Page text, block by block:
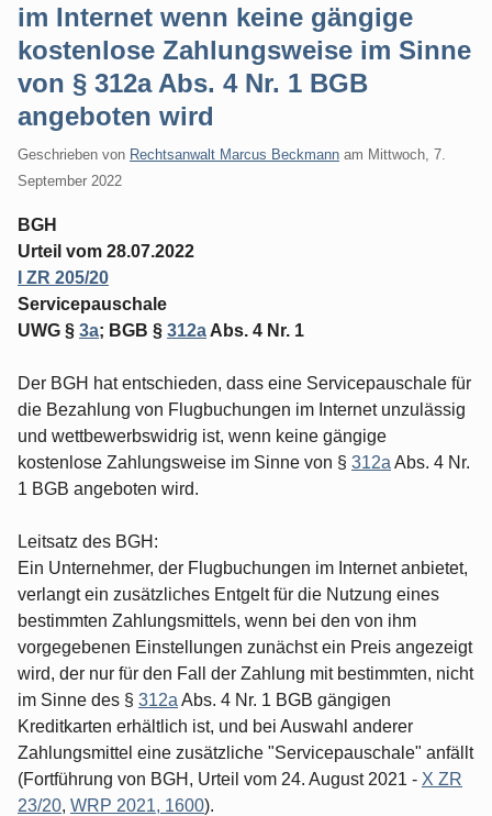
im Internet wenn keine gängige
kostenlose Zahlungsweise im Sinne
von § 312a Abs. 4 Nr. 1 BGB
angeboten wird
Geschrieben von Rechtsanwalt Marcus Beckmann am Mittwoch, 7.
September 2022
BGH
Urteil vom 28.07.2022
I ZR 205/20
Servicepauschale
UWG § 3a; BGB § 312a Abs. 4 Nr. 1
Der BGH hat entschieden, dass eine Servicepauschale für
die Bezahlung von Flugbuchungen im Internet unzulässig
und wettbewerbswidrig ist, wenn keine gängige
kostenlose Zahlungsweise im Sinne von § 312a Abs. 4 Nr.
1 BGB angeboten wird.
Leitsatz des BGH:
Ein Unternehmer, der Flugbuchungen im Internet anbietet,
verlangt ein zusätzliches Entgelt für die Nutzung eines
bestimmten Zahlungsmittels, wenn bei den von ihm
vorgegebenen Einstellungen zunächst ein Preis angezeigt
wird, der nur für den Fall der Zahlung mit bestimmten, nicht
im Sinne des § 312a Abs. 4 Nr. 1 BGB gängigen
Kreditkarten erhältlich ist, und bei Auswahl anderer
Zahlungsmittel eine zusätzliche "Servicepauschale" anfällt
(Fortführung von BGH, Urteil vom 24. August 2021 - X ZR
23/20, WRP 2021, 1600).